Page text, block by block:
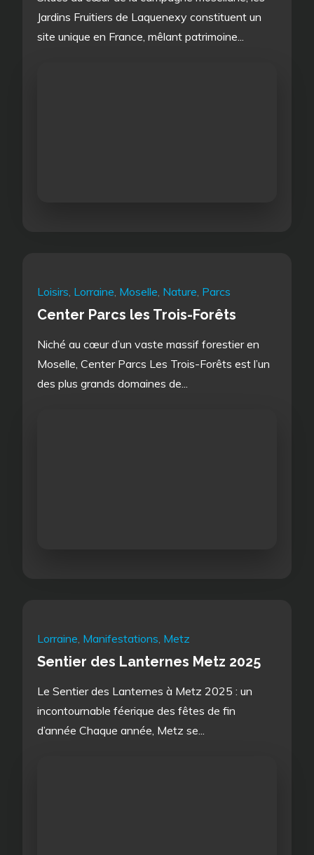
Jardins Fruitiers de Laquenexy constituent un
site unique en France, mêlant patrimoine...
Loisirs, Lorraine, Moselle, Nature, Parcs
Center Parcs les Trois-Forêts
Niché au cœur d’un vaste massif forestier en
Moselle, Center Parcs Les Trois-Forêts est l’un
des plus grands domaines de...
Lorraine, Manifestations, Metz
Sentier des Lanternes Metz 2025
Le Sentier des Lanternes à Metz 2025 : un
incontournable féerique des fêtes de fin
d’année Chaque année, Metz se...